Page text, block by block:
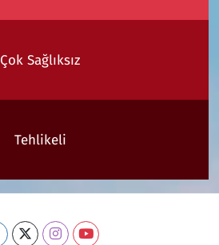
Çok Sağlıksız
Tehlikeli